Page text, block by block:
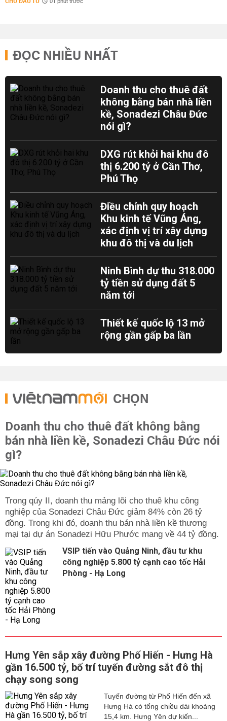
ĐỌC NHIỀU NHẤT
Doanh thu cho thuê đất
không bằng bán nhà liền
kề, Sonadezi Châu Đức
nói gì?
DXG rút khỏi hai khu đô
thị 6.200 tỷ ở Cần Thơ,
Phú Thọ
Điều chỉnh quy hoạch
Khu kinh tế Vũng Áng,
xác định vị trí xây dựng
khu đô thị và du lịch
Ninh Bình dự thu 318.000
tỷ tiền sử dụng đất 5
năm tới
Thiết kế quốc lộ 13 mở
rộng gần gấp ba lần
CHỌN
Doanh thu cho thuê đất không bằng
bán nhà liền kề, Sonadezi Châu Đức nói
gì?
Trong qúy II, doanh thu mảng lõi cho thuê khu công
nghiệp của Sonadezi Châu Đức giảm 84% còn 26 tỷ
đồng. Trong khi đó, doanh thu bán nhà liền kề thương
mại tại dự án Sonadezi Hữu Phước mang về 44 tỷ đồng.
VSIP tiến vào Quảng Ninh, đầu tư khu
công nghiệp 5.800 tỷ cạnh cao tốc Hải
Phòng - Hạ Long
Hưng Yên sắp xây đường Phố Hiến - Hưng Hà
gần 16.500 tỷ, bố trí tuyến đường sắt đô thị
chạy song song
Tuyến đường từ Phố Hiến đến xã
Hưng Hà có tổng chiều dài khoảng
15,4 km. Hưng Yên dự kiến...